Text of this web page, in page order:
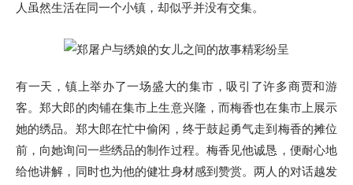
人虽然生活在同一个小镇，却似乎并没有交集。
有一天，镇上举办了一场盛大的集市，吸引了许多商贾和游
客。郑大郎的肉铺在集市上生意兴隆，而梅香也在集市上展示
她的绣品。郑大郎在忙中偷闲，终于鼓起勇气走到梅香的摊位
前，向她询问一些绣品的制作过程。梅香见他诚恳，便耐心地
给他讲解，同时也为他的健壮身材感到赞赏。两人的对话越发